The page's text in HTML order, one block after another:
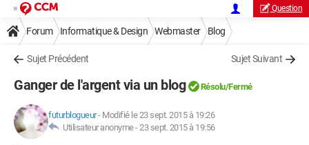
Question
Forum Informatique & Design Webmaster Blog
Sujet Précédent Sujet Suivant
Ganger de l'argent via un blog Résolu/Fermé
futurblogueur- Modifié le 23 sept. 2015 à 19:26
Utilisateur anonyme -23 sept. 2015 à 19:56